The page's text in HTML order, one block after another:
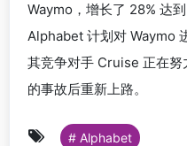
Waymo，增长了 28% 达
Alphabet 计划对 Waymo
其竞争对手 Cruise 正在努
的事故后重新上路。
# Alphabet